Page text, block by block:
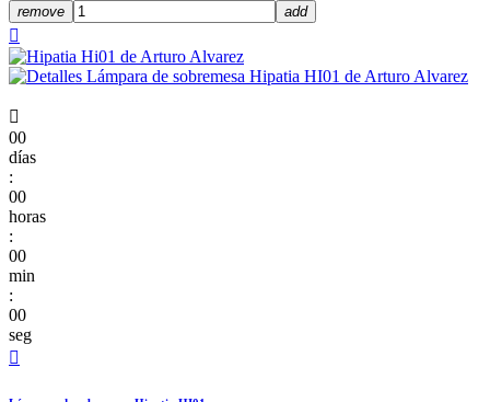
remove add


00
días
:
00
horas
:
00
min
:
00
seg
